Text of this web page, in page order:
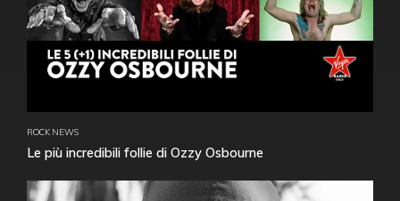
ROCK NEWS
Le più incredibili follie di Ozzy Osbourne